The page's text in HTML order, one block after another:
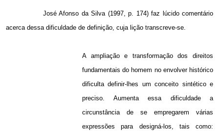
José Afonso da Silva (1997, p. 174) faz lúcido comentário
acerca dessa dificuldade de definição, cuja lição transcreve-se.
A ampliação e transformação dos direitos
fundamentais do homem no envolver histórico
dificulta definir-lhes um conceito sintético e
preciso. Aumenta essa dificuldade a
circunstância de se empregarem várias
expressões para designá-los, tais como: